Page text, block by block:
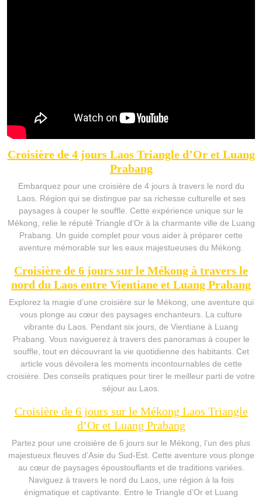
Croisière de 4 jours Laos Triangle d’Or et Luang
Prabang
Embarquez pour une croisière de 4 jours à travers le nord du
Laos. Région qui se distingue par sa richesse culturelle et ses
paysages à couper le souffle. Cette expérience unique sur le
Mékong, relie le réputé Triangle d’Or à la charmante ville de Luang
Prabang. Un guide complet pour vous aider à préparer cette
aventure mémorable sur les eaux majestueuses du Mékong.
Croisière de 6 jours sur le Mékong à travers le
nord du Laos entre Vientiane et Luang Prabang
Explorez la magie d’une croisière sur le Mékong, une aventure qui
vous plonge au cœur des paysages enchanteurs. La culture
vibrante du Laos. Pendant six jours, de Vientiane à Luang
Prabang. Vous naviguerez à travers des panoramas à couper le
souffle, tout en découvrant la vie quotidienne des habitants. Cet
article vous dévoilera les moments incontournables de cette
croisière. Des conseils pratiques pour tirer le meilleur parti de votre
séjour au Laos.
Croisière de 6 jours sur le Mékong Laos Triangle
d’Or et Luang Prabang
Partez pour une croisière de 6 jours sur le Mékong, l’un des plus
majestueux fleuves d’Asie du Sud-Est. Cette aventure vous plonge
au cœur de paysages époustouflants et de traditions variées.
Naviguez à travers le nord du Laos, une région à la fois
énigmatique et captivante. Entre le Triangle d’Or et Luang